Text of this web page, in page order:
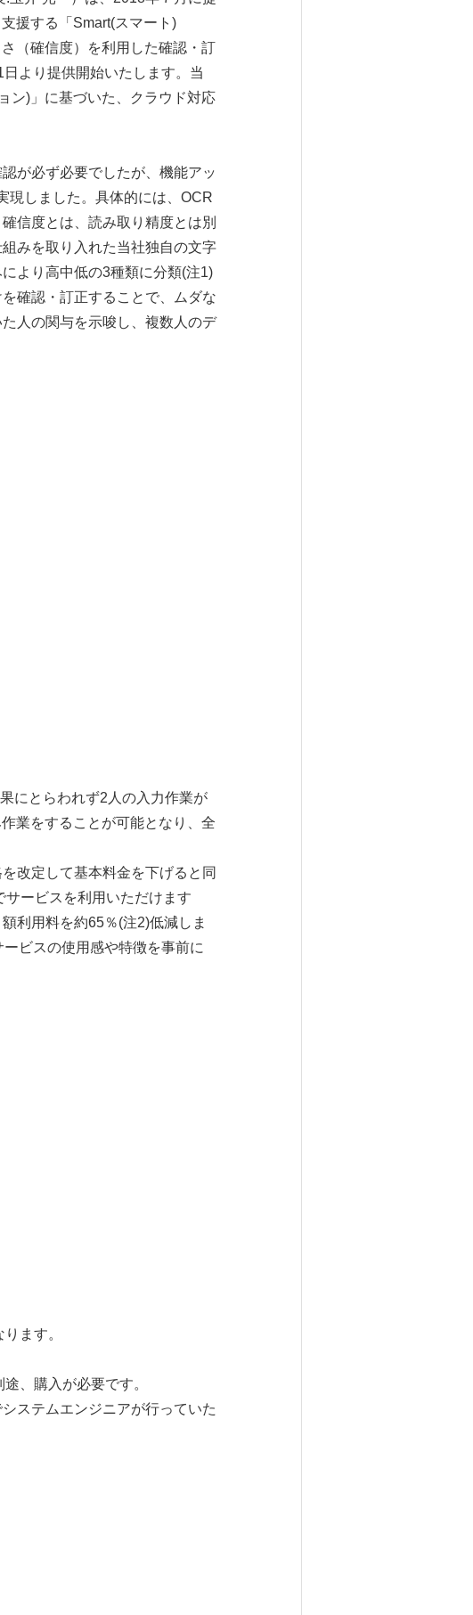
援する「Smart(スマート)
（確信度）を利用した確認・訂
より提供開始いたします。当
ン)」に基づいた、クラウド対応
が必ず必要でしたが、機能アッ
現しました。具体的には、OCR
信度とは、読み取り精度とは別
みを取り入れた当社独自の文字
より高中低の3種類に分類(注1)
確認・訂正することで、ムダな
人の関与を示唆し、複数人のデ
にとらわれず2人の入力作業が
業をすることが可能となり、全
改定して基本料金を下げると同
ービスを利用いただけます
利用料を約65％(注2)低減しま
ビスの使用感や特徴を事前に
ます。
、購入が必要です。
ステムエンジニアが行っていた